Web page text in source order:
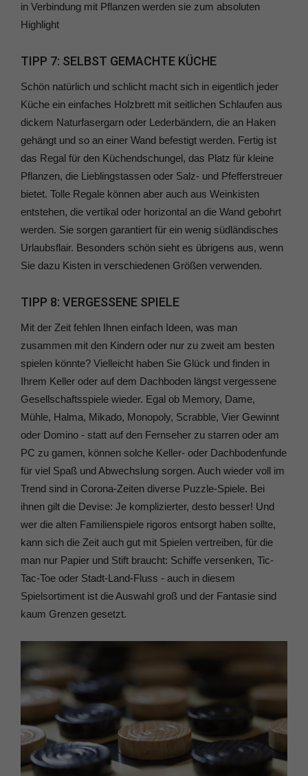
in Verbindung mit Pflanzen werden sie zum absoluten
Highlight
TIPP 7: SELBST GEMACHTE KÜCHE
Schön natürlich und schlicht macht sich in eigentlich jeder
Küche ein einfaches Holzbrett mit seitlichen Schlaufen aus
dickem Naturfasergarn oder Lederbändern, die an Haken
gehängt und so an einer Wand befestigt werden. Fertig ist
das Regal für den Küchendschungel, das Platz für kleine
Pflanzen, die Lieblingstassen oder Salz- und Pfefferstreuer
bietet. Tolle Regale können aber auch aus Weinkisten
entstehen, die vertikal oder horizontal an die Wand gebohrt
werden. Sie sorgen garantiert für ein wenig südländisches
Urlaubsflair. Besonders schön sieht es übrigens aus, wenn
Sie dazu Kisten in verschiedenen Größen verwenden.
TIPP 8: VERGESSENE SPIELE
Mit der Zeit fehlen Ihnen einfach Ideen, was man
zusammen mit den Kindern oder nur zu zweit am besten
spielen könnte? Vielleicht haben Sie Glück und finden in
Ihrem Keller oder auf dem Dachboden längst vergessene
Gesellschaftsspiele wieder. Egal ob Memory, Dame,
Mühle, Halma, Mikado, Monopoly, Scrabble, Vier Gewinnt
oder Domino - statt auf den Fernseher zu starren oder am
PC zu gamen, können solche Keller- oder Dachbodenfunde
für viel Spaß und Abwechslung sorgen. Auch wieder voll im
Trend sind in Corona-Zeiten diverse Puzzle-Spiele. Bei
ihnen gilt die Devise: Je komplizierter, desto besser! Und
wer die alten Familienspiele rigoros entsorgt haben sollte,
kann sich die Zeit auch gut mit Spielen vertreiben, für die
man nur Papier und Stift braucht: Schiffe versenken, Tic-
Tac-Toe oder Stadt-Land-Fluss - auch in diesem
Spielsortiment ist die Auswahl groß und der Fantasie sind
kaum Grenzen gesetzt.